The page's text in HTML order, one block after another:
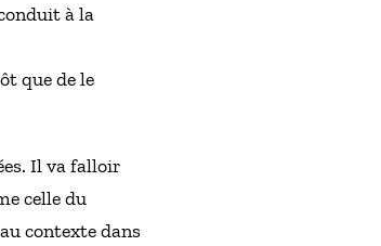
à la
que de le
Il va falloir
celle du
contexte dans